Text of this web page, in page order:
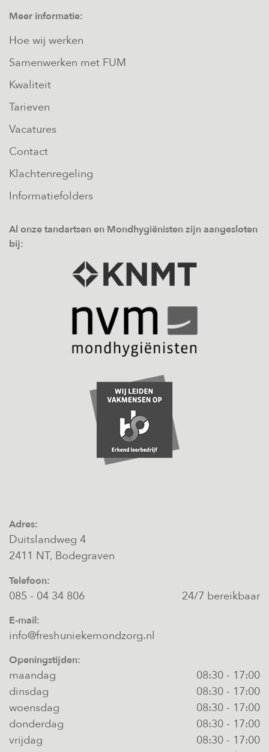
Meer informatie:
Hoe wij werken
Samenwerken met FUM
Kwaliteit
Tarieven
Vacatures
Contact
Klachtenregeling
Informatiefolders
Al onze tandartsen en Mondhygiënisten zijn aangesloten
bij:
Adres:
Duitslandweg 4
2411 NT, Bodegraven
Telefoon:
085 - 04 34 806 24/7 bereikbaar
E-mail:
info@freshuniekemondzorg.nl
Openingstijden:
maandag 08:30 - 17:00
dinsdag
08:30 - 17:00
woensdag
08:30 - 17:00
donderdag
08:30 - 17:00
vrijdag
08:30 - 17:00